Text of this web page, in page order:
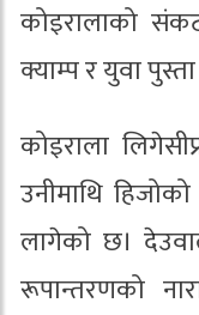
कोइरालाको
क्याम्प र युवा
कोइराला
उनीमाथि
लागेको छ।
रूपान्तरणको